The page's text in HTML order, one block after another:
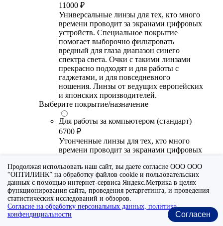
11000 ₽
Универсальные линзы для тех, кто много
времени проводит за экранами цифровых
устройств. Специальное покрытие
помогает выборочно фильтровать
вредный для глаза диапазон синего
спектра света. Очки с такими линзами
прекрасно подходят и для работы с
гаджетами, и для повседневного
ношения. Линзы от ведущих европейских
и японских производителей.
Выберите покрытие/назначение
Для работы за компьютером (стандарт)
6700 ₽
Утонченные линзы для тех, кто много
времени проводит за экранами цифровых
блокер) помогает снизить воздействие
синего света от излучения мониторов.
Рекомендуются для использования во
время работы с гаджетами, не для
постоянного ношения. Линзы
производства Сербии или Ю.-В. Азии.
Продолжая использовать наш сайт, вы даете согласие ООО ООО
“ОПТИЛИНК” на обработку файлов cookie и пользовательских
данных с помощью интернет-сервиса Яндекс.Метрика в целях
функционирования сайта, проведения ретаргетинга, и проведения
статистических исследований и обзоров.
Согласие на обработку персональных данных, политика
конфендициальности
Согласен